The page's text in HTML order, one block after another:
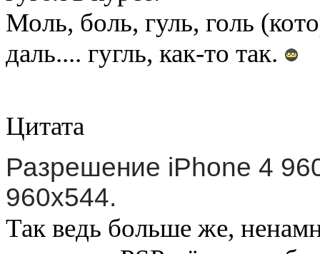
Моль, боль, гуль, голь
даль.... гугль, как-то так.
Цитата
Разрешение iPhone 4
960x544.
Так ведь больше же,